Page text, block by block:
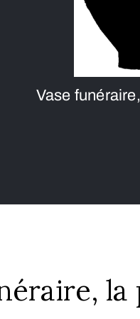
Vase